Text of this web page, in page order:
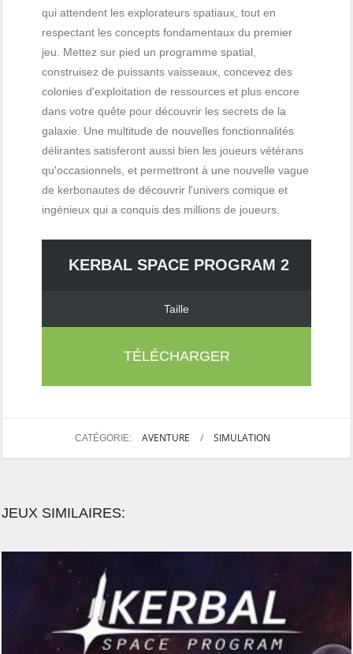
qui attendent les explorateurs spatiaux, tout en
respectant les concepts fondamentaux du premier
jeu. Mettez sur pied un programme spatial,
construisez de puissants vaisseaux, concevez des
colonies d'exploitation de ressources et plus encore
dans votre quête pour découvrir les secrets de la
galaxie. Une multitude de nouvelles fonctionnalités
délirantes satisferont aussi bien les joueurs vétérans
qu'occasionnels, et permettront à une nouvelle vague
de kerbonautes de découvrir l'univers comique et
ingénieux qui a conquis des millions de joueurs.
KERBAL SPACE PROGRAM 2
Taille
TÉLÉCHARGER
CATÉGORIE: AVENTURE / SIMULATION
JEUX SIMILAIRES: